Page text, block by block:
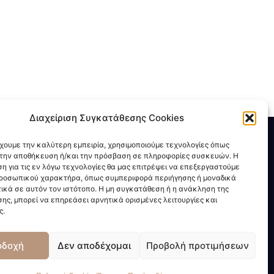
Διαχείριση Συγκατάθεσης Cookies
την καλύτερη εμπειρία, χρησιμοποιούμε τεχνολογίες όπως
αποθήκευση ή/και την πρόσβαση σε πληροφορίες συσκευών. Η
για τις εν λόγω τεχνολογίες θα μας επιτρέψει να επεξεργαστούμε
χαρακτήρα, όπως συμπεριφορά περιήγησης ή μοναδικά
σε αυτόν τον ιστότοπο. Η μη συγκατάθεση ή η ανάκληση της
μπορεί να επηρεάσει αρνητικά ορισμένες λειτουργίες και
Δεν αποδέχομαι Προβολή προτιμήσεων
ΑΡΘΡΑ - BLOG
Τύπος - ΜΜΕ
Νέα - Επικαιρότητα